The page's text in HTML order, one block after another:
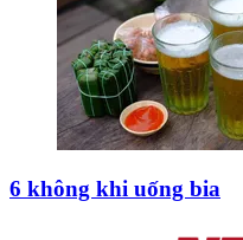
6 không khi uống bia